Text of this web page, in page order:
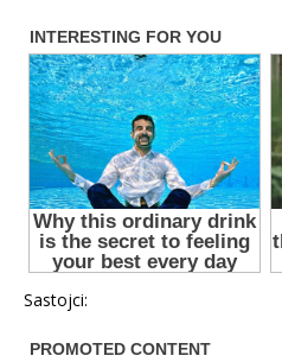
Sastojci: